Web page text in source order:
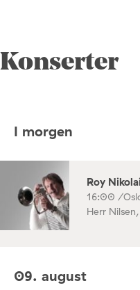
Konserter
I morgen
Roy
16:00 /
Herr
09. august